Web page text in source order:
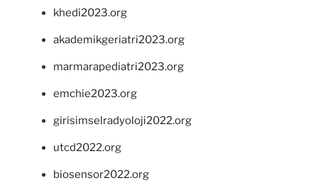
khedi2023.org
akademikgeriatri2023.org
marmarapediatri2023.org
emchie2023.org
girisimselradyoloji2022.org
utcd2022.org
biosensor2022.org